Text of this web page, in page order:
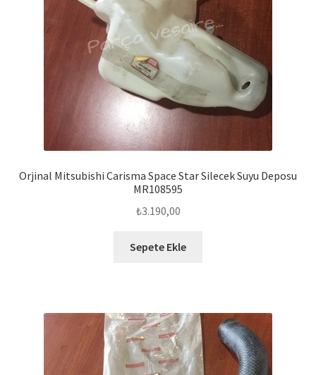
Orjinal Mitsubishi Carisma Space Star Silecek Suyu Deposu
MR108595
₺3.190,00
Sepete Ekle